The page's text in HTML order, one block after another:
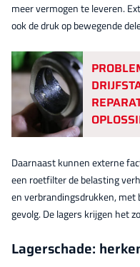
meer vermogen te leveren.
ook de druk op bewegende
Daarnaast kunnen externe
een roetfilter de belasting
en verbrandingsdrukken, met
gevolg. De lagers krijgen het
Lagerschade: